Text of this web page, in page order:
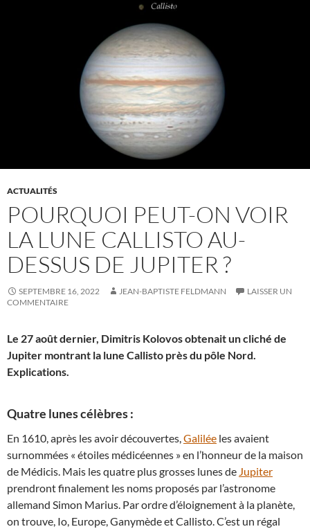
ACTUALITÉS
POURQUOI PEUT-ON VOIR
LA LUNE CALLISTO AU-
DESSUS DE JUPITER ?
SEPTEMBRE 16, 2022 JEAN-BAPTISTE FELDMANN
LAISSER UN
COMMENTAIRE
Le 27 août dernier, Dimitris Kolovos obtenait un cliché de
Jupiter montrant la lune Callisto près du pôle Nord.
Explications.
Quatre lunes célèbres :
En 1610, après les avoir découvertes,Galilée les avaient
surnommées « étoiles médicéennes » en l’honneur de la maison
de Médicis. Mais les quatre plus grosses lunes de Jupiter
prendront finalement les noms proposés par l’astronome
allemand Simon Marius. Par ordre d’éloignement à la planète,
on trouve, Io, Europe, Ganymède et Callisto. C’est un régal